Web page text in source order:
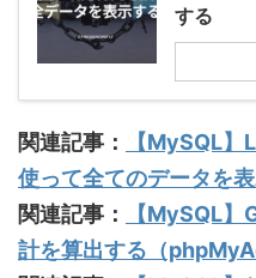
する
関連記事：
【MySQL
使って全てのデータを
関連記事：
【MySQL
計を算出する（